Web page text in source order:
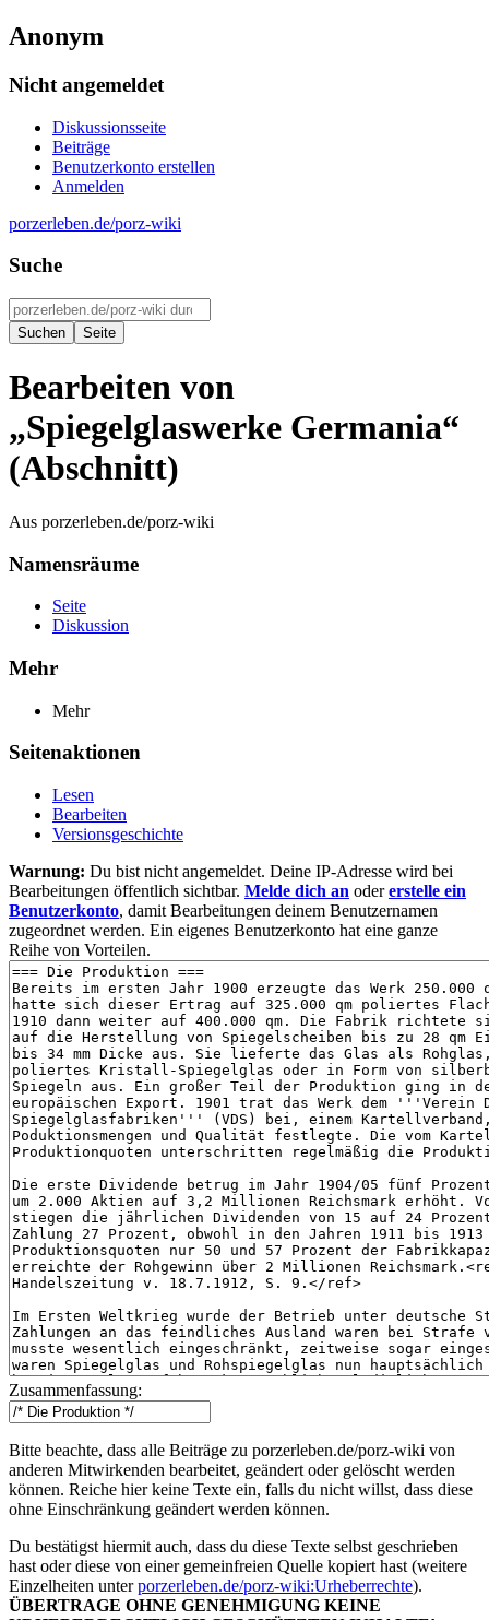
Anonym
Nicht angemeldet
Diskussionsseite
Beiträge
Benutzerkonto erstellen
Anmelden
porzerleben.de/porz-wiki
Suche
Bearbeiten von
„Spiegelglaswerke Germania“
(Abschnitt)
Aus porzerleben.de/porz-wiki
Namensräume
Seite
Diskussion
Mehr
Mehr
Seitenaktionen
Lesen
Bearbeiten
Versionsgeschichte
Warnung: Du bist nicht angemeldet. Deine IP-Adresse wird bei
Bearbeitungen öffentlich sichtbar. Melde dich an odererstelle ein
Benutzerkonto, damit Bearbeitungen deinem Benutzernamen
zugeordnet werden. Ein eigenes Benutzerkonto hat eine ganze
Reihe von Vorteilen.
Zusammenfassung:
Bitte beachte, dass alle Beiträge zu porzerleben.de/porz-wiki von
anderen Mitwirkenden bearbeitet, geändert oder gelöscht werden
können. Reiche hier keine Texte ein, falls du nicht willst, dass diese
ohne Einschränkung geändert werden können.
Du bestätigst hiermit auch, dass du diese Texte selbst geschrieben
hast oder diese von einer gemeinfreien Quelle kopiert hast (weitere
Einzelheiten unterporzerleben.de/porz-wiki:Urheberrechte).
ÜBERTRAGE OHNE GENEHMIGUNG KEINE